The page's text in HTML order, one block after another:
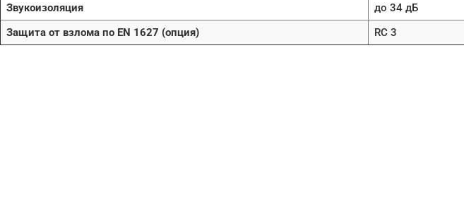
Звукоизоляция
до 34 дБ
Защита от взлома по EN 1627 (опция)
RC 3